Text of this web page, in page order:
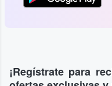
¡Regístrate para